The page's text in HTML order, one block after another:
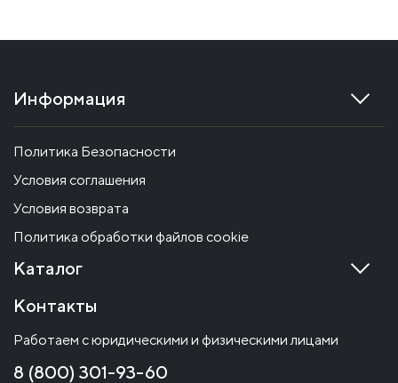
Информация
Политика Безопасности
Условия соглашения
Условия возврата
Политика обработки файлов cookie
Каталог
Контакты
Работаем с юридическими и физическими лицами
8 (800) 301-93-60